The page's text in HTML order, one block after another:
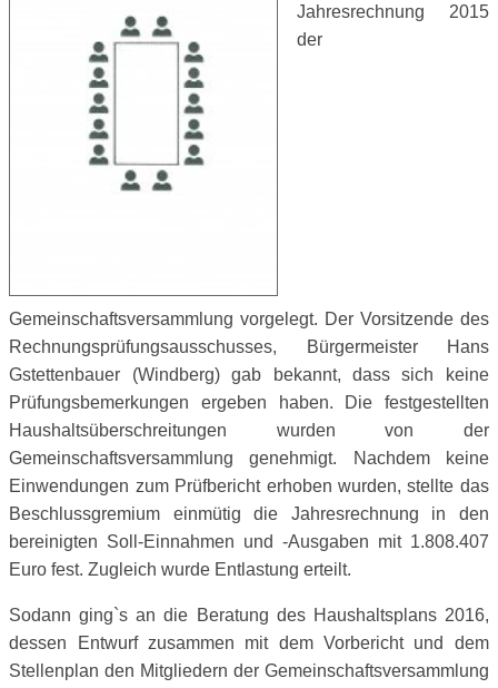
Jahresrechnung 2015
der
Gemeinschaftsversammlung vorgelegt. Der Vorsitzende des
Rechnungsprüfungsausschusses, Bürgermeister Hans
Gstettenbauer (Windberg) gab bekannt, dass sich keine
Prüfungsbemerkungen ergeben haben. Die festgestellten
Haushaltsüberschreitungen wurden von der
Gemeinschaftsversammlung genehmigt. Nachdem keine
Einwendungen zum Prüfbericht erhoben wurden, stellte das
Beschlussgremium einmütig die Jahresrechnung in den
bereinigten Soll-Einnahmen und -Ausgaben mit 1.808.407
Euro fest. Zugleich wurde Entlastung erteilt.
Sodann ging`s an die Beratung des Haushaltsplans 2016,
dessen Entwurf zusammen mit dem Vorbericht und dem
Stellenplan den Mitgliedern der Gemeinschaftsversammlung